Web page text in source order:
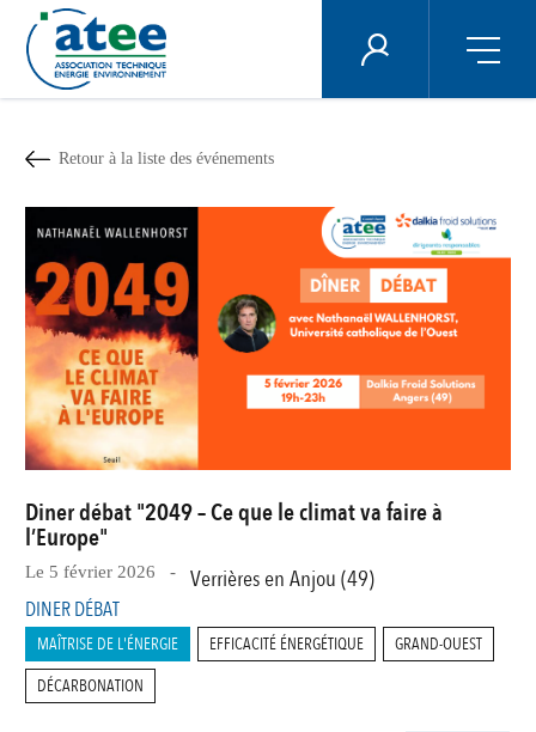
contenu
principal
ÉNERGIE PLUS
Retour à la liste des événements
Diner débat "2049 – Ce que le climat va faire à
l’Europe"
Le 5 février 2026 - Verrières en Anjou (49)
DINER DÉBAT
MAÎTRISE DE L'ÉNERGIE EFFICACITÉ ÉNERGÉTIQUE
GRAND-OUEST
DÉCARBONATION
Panneau de gestion des cookies